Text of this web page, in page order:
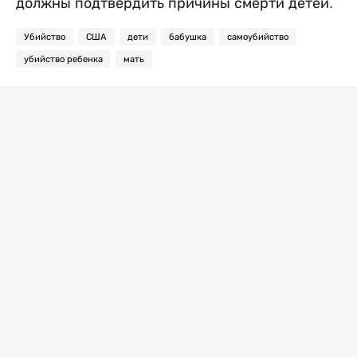
Убийство США дети бабушка самоубийство
убийство ребенка мать